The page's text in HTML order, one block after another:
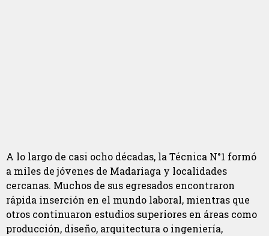
A lo largo de casi ocho décadas, la Técnica N°1 formó
a miles de jóvenes de Madariaga y localidades
cercanas. Muchos de sus egresados encontraron
rápida inserción en el mundo laboral, mientras que
otros continuaron estudios superiores en áreas como
producción, diseño, arquitectura o ingeniería,